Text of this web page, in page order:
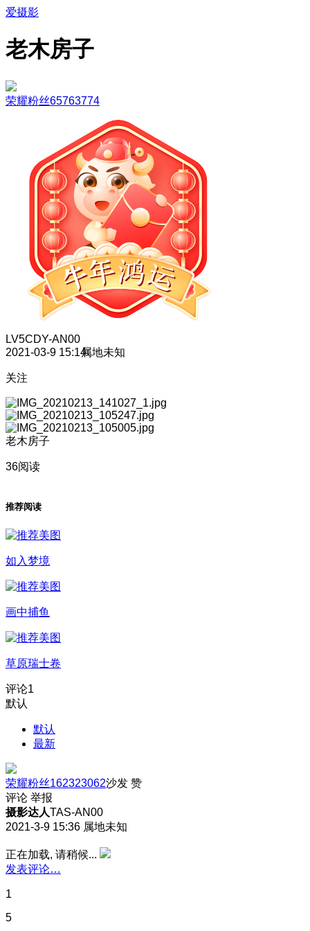
爱摄影
老木房子
荣耀粉丝65763774
LV5CDY-AN00
2021-03-9 15:14属地未知
关注
老木房子
36阅读
推荐阅读
如入梦境
画中捕鱼
草原瑞士卷
评论1
默认
默认
最新
荣耀粉丝162323062沙发 赞
评论 举报
摄影达人TAS-AN00
2021-3-9 15:36 属地未知
正在加载, 请稍候...
发表评论…
1
5